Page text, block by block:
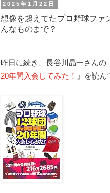
2025年1月22日
想像を超えてたプロ野球ファ
んなものまで？
昨日に続き、長谷川晶一さんの
20年間入会してみた！ 』を読ん